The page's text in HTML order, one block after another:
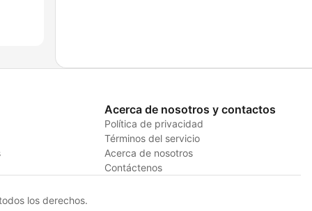
Acerca de nosotros y contactos
Política de privacidad
Términos del servicio
Acerca de nosotros
Contáctenos
los derechos.